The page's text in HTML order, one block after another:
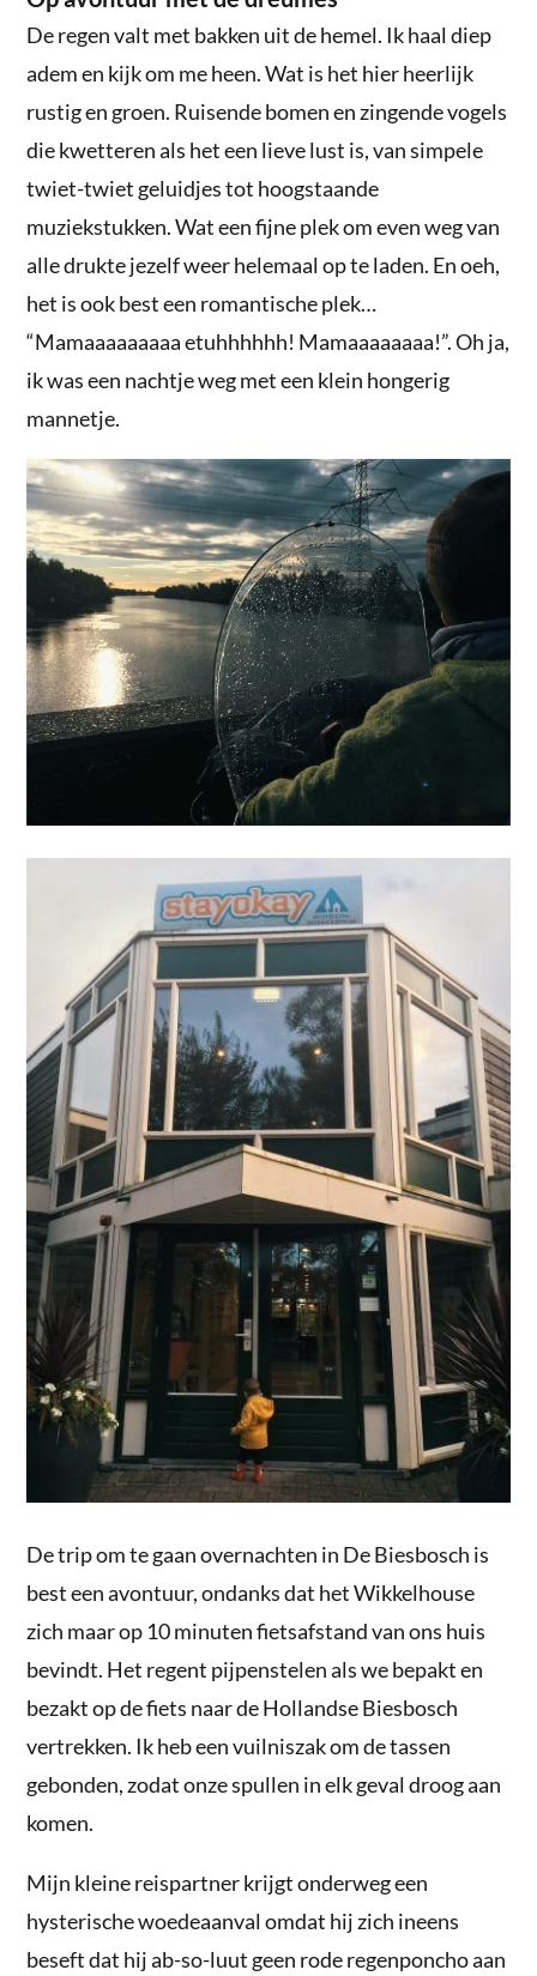
De regen valt met bakken uit de hemel. Ik haal diep
adem en kijk om me heen. Wat is het hier heerlijk
rustig en groen. Ruisende bomen en zingende vogels
die kwetteren als het een lieve lust is, van simpele
twiet-twiet geluidjes tot hoogstaande
muziekstukken. Wat een fijne plek om even weg van
alle drukte jezelf weer helemaal op te laden. En oeh,
het is ook best een romantische plek…
“Mamaaaaaaaaa etuhhhhhh! Mamaaaaaaaa!”. Oh ja,
ik was een nachtje weg met een klein hongerig
mannetje.
De trip om te gaan overnachten in De Biesbosch is
best een avontuur, ondanks dat het Wikkelhouse
zich maar op 10 minuten fietsafstand van ons huis
bevindt. Het regent pijpenstelen als we bepakt en
bezakt op de fiets naar de Hollandse Biesbosch
vertrekken. Ik heb een vuilniszak om de tassen
gebonden, zodat onze spullen in elk geval droog aan
komen.
Mijn kleine reispartner krijgt onderweg een
hysterische woedeaanval omdat hij zich ineens
beseft dat hij ab-so-luut geen rode regenponcho aan